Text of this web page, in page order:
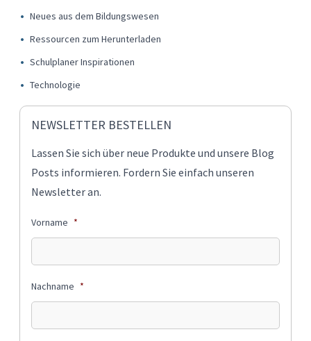
Neues aus dem Bildungswesen
Ressourcen zum Herunterladen
Schulplaner Inspirationen
Technologie
NEWSLETTER BESTELLEN
Lassen Sie sich über neue Produkte und unsere Blog
Posts informieren. Fordern Sie einfach unseren
Newsletter an.
Vorname *
Nachname *